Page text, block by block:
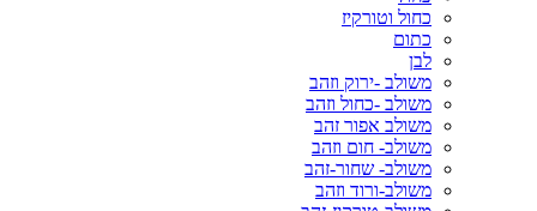
כחול וטורקיז
כתום
לבן
משולב -ירוק וזהב
משולב -כחול וזהב
משולב אפור זהב
משולב- חום וזהב
משולב- שחור-זהב
משולב-ורוד וזהב